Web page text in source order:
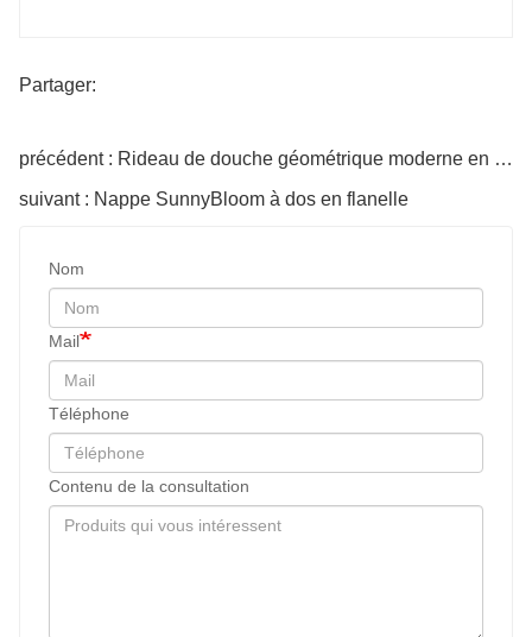
Partager:
précédent : Rideau de douche géométrique moderne en PEVA
suivant : Nappe SunnyBloom à dos en flanelle
Nom
Mail
Téléphone
Contenu de la consultation